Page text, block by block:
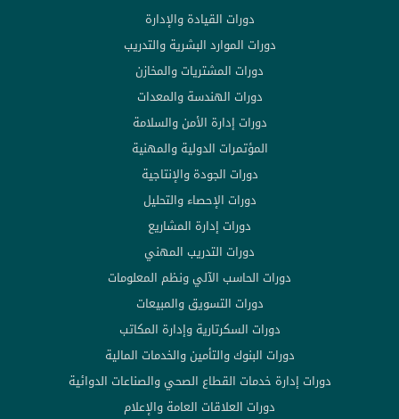
دورات القيادة والإدارة
دورات الموارد البشرية والتدريب
دورات المشتريات والمخازن
دورات الهندسة والمعدات
دورات إدارة الأمن والسلامة
المؤتمرات الدولية والمهنية
دورات الجودة والإنتاجية
دورات الإحصاء والتحليل
دورات إدارة المشاريع
دورات التدريب المهني
دورات الحاسب الآلي ونظم المعلومات
دورات التسويق والمبيعات
دورات السكرتارية وإدارة المكاتب
دورات البنوك والتأمين والخدمات المالية
دورات إدارة خدمات القطاع الصحي والصناعات الدوائية
دورات العلاقات العامة والإعلام